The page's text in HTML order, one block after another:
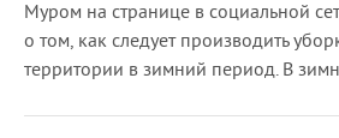
Муром на странице в социальной
о том, как следует производить
территории в зимний период. В